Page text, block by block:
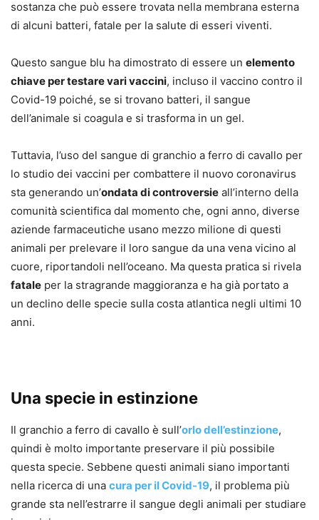
sostanza che può essere trovata nella membrana esterna
di alcuni batteri, fatale per la salute di esseri viventi.
Questo sangue blu ha dimostrato di essere un elemento
chiave per testare vari vaccini, incluso il vaccino contro il
Covid-19 poiché, se si trovano batteri, il sangue
dell’animale si coagula e si trasforma in un gel.
Tuttavia, l’uso del sangue di granchio a ferro di cavallo per
lo studio dei vaccini per combattere il nuovo coronavirus
sta generando un’ondata di controversie all’interno della
comunità scientifica dal momento che, ogni anno, diverse
aziende farmaceutiche usano mezzo milione di questi
animali per prelevare il loro sangue da una vena vicino al
cuore, riportandoli nell’oceano. Ma questa pratica si rivela
fatale per la stragrande maggioranza e ha già portato a
un declino delle specie sulla costa atlantica negli ultimi 10
anni.
Una specie in estinzione
Il granchio a ferro di cavallo è sull’orlo dell’estinzione,
quindi è molto importante preservare il più possibile
questa specie. Sebbene questi animali siano importanti
nella ricerca di una cura per il Covid-19, il problema più
grande sta nell’estrarre il sangue degli animali per studiare